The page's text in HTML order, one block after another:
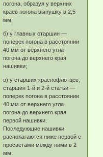
погона, образуя у верхних
краев погона выпушку в 2,5
мм;
б) у главных старшин —
поперек погона в расстоянии
40 мм от верхнего угла
погона до верхнего края
нашивки;
в) у старших краснофлотцев,
старшин 1-й и 2-й статьи —
поперек погона в расстоянии
40 мм от верхнего угла
погона до верхнего края
первой нашивки.
Последующие нашивки
располагаются ниже первой с
просветами между ними в 2
мм.